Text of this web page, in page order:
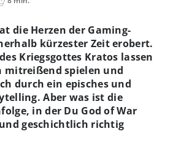
die Herzen der Gaming-
kürzester Zeit erobert.
Kriegsgottes Kratos lassen
mitreißend spielen und
durch ein episches und
Aber was ist die
in der Du God of War
geschichtlich richtig